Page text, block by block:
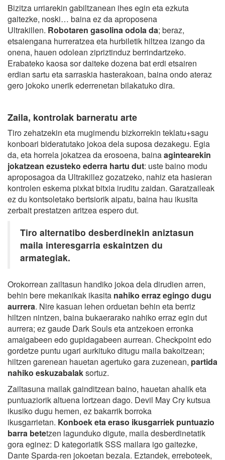
Bizitza urriarekin gabiltzanean ihes egin eta ezkuta
gaitezke, noski… baina ez da aproposena
Ultrakillen. Robotaren gasolina odola da; beraz,
etsaiengana hurreratzea eta hurbiletik hiltzea izango da
onena, hauen odolean zipriztinduz berrindartzeko.
Erabateko kaosa sor daiteke dozena bat erdi etsairen
erdian sartu eta sarraskia hasterakoan, baina ondo ateraz
gero jokoko unerik ederrenetan bilakatuko dira.
Zaila, kontrolak barneratu arte
Tiro zehatzekin eta mugimendu bizkorrekin teklatu+sagu
konboari bideratutako jokoa dela suposa dezakegu. Egia
da, eta horrela jokatzea da erosoena, bainaagintearekin
jokatzean ezusteko ederra hartu dut: uste baino modu
aproposagoa da Ultrakillez gozatzeko, nahiz eta hasieran
kontrolen eskema pixkat bitxia iruditu zaidan. Garatzaileak
ez du kontsoletako bertsiorik aipatu, baina hau ikusita
zerbait prestatzen aritzea espero dut.
Tiro alternatibo desberdinekin aniztasun
maila interesgarria eskaintzen du
armategiak.
Orokorrean zailtasun handiko jokoa dela dirudien arren,
behin bere mekanikak ikasita nahiko erraz egingo dugu
aurrera. Nire kasuan lehen orduetan behin eta berriz
hiltzen nintzen, baina bukaerarako nahiko erraz egin dut
aurrera; ez gaude Dark Souls eta antzekoen erronka
amaigabeen edo gupidagabeen aurrean. Checkpoint edo
gordetze puntu ugari aurkituko ditugu maila bakoitzean;
hiltzen garenean hauetan agertuko gara zuzenean, partida
nahiko eskuzabalaksortuz.
Zailtasuna mailak gainditzean baino, hauetan ahalik eta
puntuaziorik altuena lortzean dago. Devil May Cry kutsua
ikusiko dugu hemen, ez bakarrik borroka
ikusgarrietan. Konboek eta eraso ikusgarriek puntuazio
barra betetzen lagunduko digute, maila desberdinetatik
gora eginez: D kategoriatik SSS mailara igo gaitezke,
Dante Sparda-ren jokoetan bezala. Eztandek, erreboteek,